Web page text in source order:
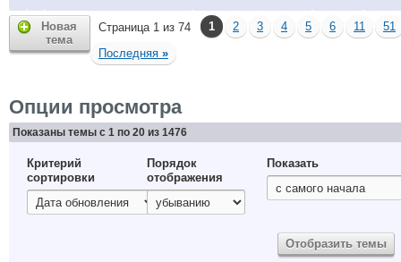
Новая
тема
Страница 1 из 74 1 2 3 4 5 6 11
51
Последняя »
Опции просмотра
Показаны темы с 1 по 20 из 1476
Критерий
сортировки
Порядок
отображения
Показать